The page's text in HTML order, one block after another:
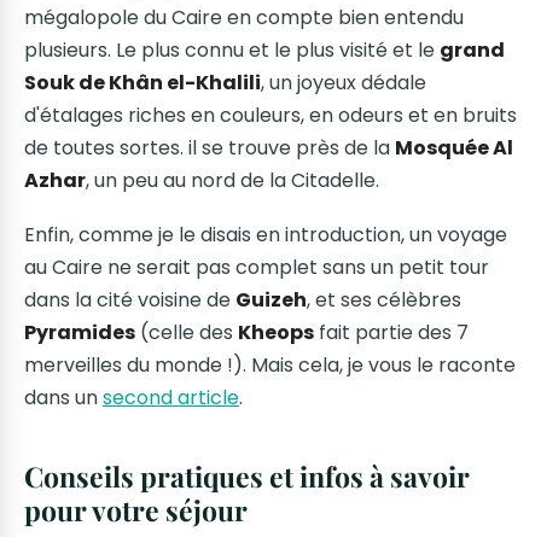
mégalopole du Caire en compte bien entendu
plusieurs. Le plus connu et le plus visité et le grand
Souk de Khân el-Khalili, un joyeux dédale
d'étalages riches en couleurs, en odeurs et en bruits
de toutes sortes. il se trouve près de la Mosquée Al
Azhar, un peu au nord de la Citadelle.
Enfin, comme je le disais en introduction, un voyage
au Caire ne serait pas complet sans un petit tour
dans la cité voisine de Guizeh, et ses célèbres
Pyramides (celle des Kheops fait partie des 7
merveilles du monde !). Mais cela, je vous le raconte
dans unsecond article.
Conseils pratiques et infos à savoir
pour votre séjour